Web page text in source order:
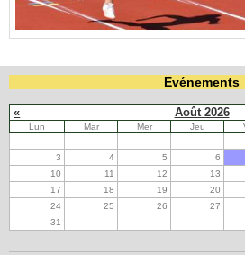
Evénements
« Août 2026
Lun Mar Mer Jeu
3
4 5 6
10
11 12 13
17
18 19 20
24
25 26 27
31